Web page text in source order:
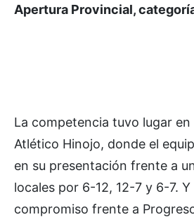
Apertura Provincial,
La competencia tuvo lugar
Atlético Hinojo, donde el
en su presentación frente a
locales por 6-12, 12-7 y 6-7.
compromiso frente a